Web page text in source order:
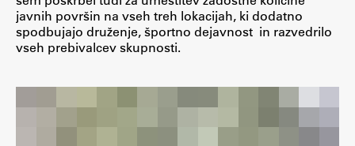
Obvestila
Novice
Program dela
javnih površin na vseh treh lokacijah, ki dodatno
spodbujajo druženje, športno dejavnost in razvedrilo
vseh prebivalcev skupnosti.